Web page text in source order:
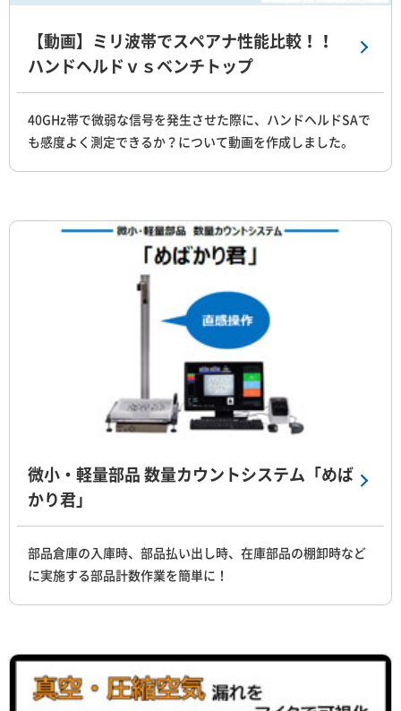
【動画】ミリ波帯でスペアナ性能比較！！
ハンドヘルドｖｓベンチトップ
40GHz帯で微弱な信号を発生させた際に、ハンドヘルドSAで
も感度よく測定できるか？について動画を作成しました。
微小・軽量部品 数量カウントシステム「めば
かり君」
部品倉庫の入庫時、部品払い出し時、在庫部品の棚卸時など
に実施する部品計数作業を簡単に！